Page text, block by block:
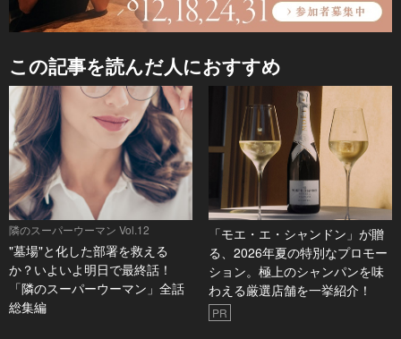
この記事を読んだ人におすすめ
隣のスーパーウーマン Vol.12
"墓場"と化した部署を救える
か？いよいよ明日で最終話！
「隣のスーパーウーマン」全話
総集編
「モエ・エ・シャンドン」が贈
る、2026年夏の特別なプロモー
ション。極上のシャンパンを味
わえる厳選店舗を一挙紹介！
PR